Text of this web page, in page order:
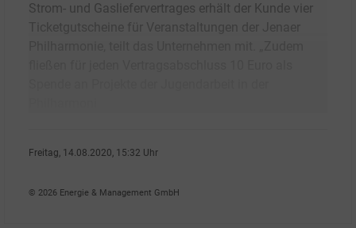
Strom- und Gasliefervertrages erhält der Kunde vier
Ticketgutscheine für Veranstaltungen der Jenaer
Freitag, 14.08.2020, 15:32 Uhr
© 2026 Energie & Management GmbH